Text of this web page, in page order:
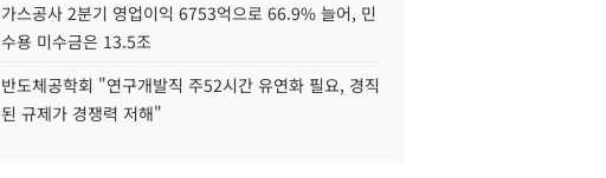
가스공사 2분기 영업이익 6753억으로 66.9% 늘어, 민
수용 미수금은 13.5조
반도체공학회 "연구개발직 주52시간 유연화 필요, 경직
된 규제가 경쟁력 저해"